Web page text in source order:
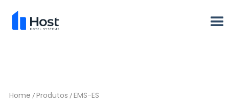
Home /Produtos /EMS-ES